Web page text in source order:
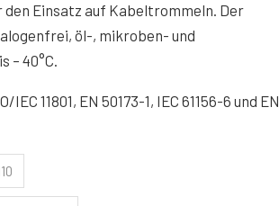
Einsatz auf Kabeltrommeln. Der
öl-, mikroben- und
– 40°C.
11801, EN 50173-1, IEC 61156-6 und EN